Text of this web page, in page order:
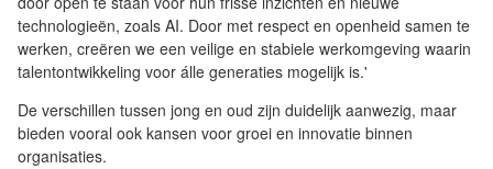
technologieën, zoals AI. Door met respect en openheid samen te
werken, creëren we een veilige en stabiele werkomgeving waarin
talentontwikkeling voor álle generaties mogelijk is.'
De verschillen tussen jong en oud zijn duidelijk aanwezig, maar
bieden vooral ook kansen voor groei en innovatie binnen
organisaties.